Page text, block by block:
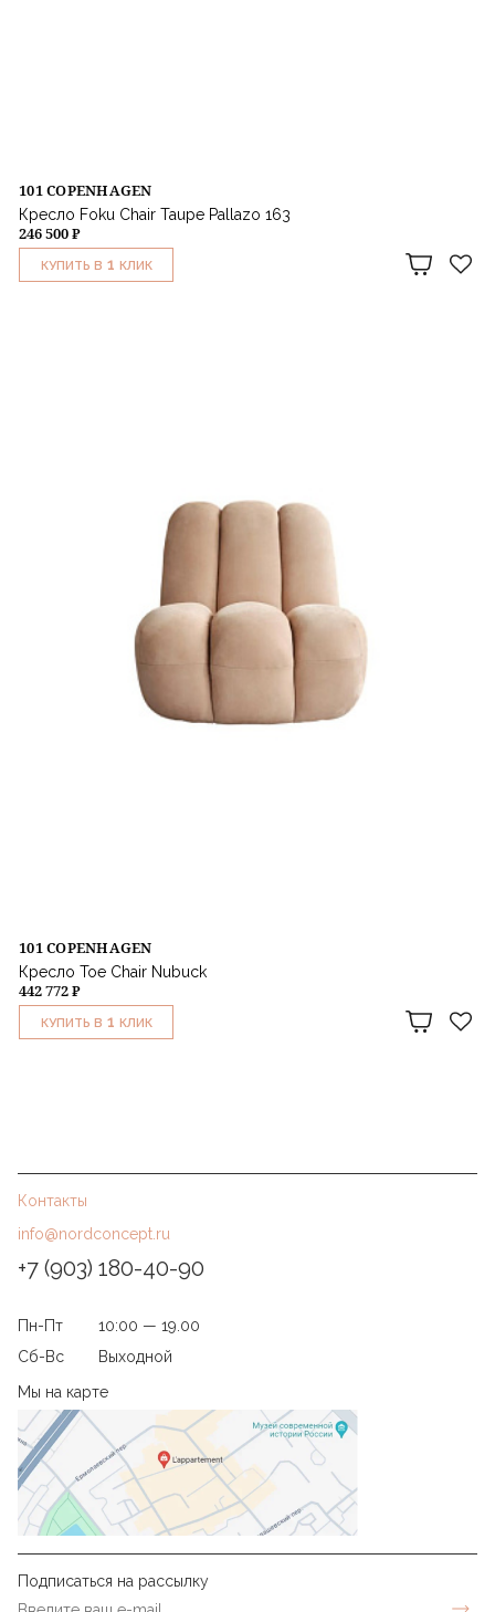
101 COPENHAGEN
Кресло Foku Chair Taupe Pallazo 163
246 500 ₽
КУПИТЬ В 1 КЛИК
101 COPENHAGEN
Кресло Toe Chair Nubuck
442 772 ₽
КУПИТЬ В 1 КЛИК
Контакты
info@nordconcept.ru
+7 (903) 180-40-90
Пн-Пт
10:00 — 19.00
Сб-Вс
Выходной
Мы на карте
Подписаться на рассылку